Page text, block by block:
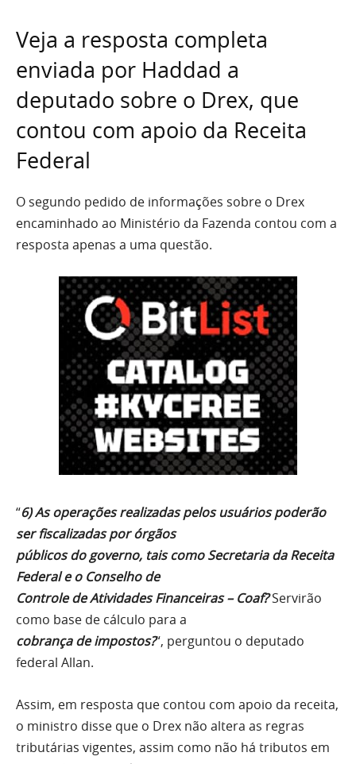
Veja a resposta completa
enviada por Haddad a
deputado sobre o Drex, que
contou com apoio da Receita
Federal
O segundo pedido de informações sobre o Drex
encaminhado ao Ministério da Fazenda contou com a
resposta apenas a uma questão.
“6) As operações realizadas pelos usuários poderão
ser fiscalizadas por órgãos
públicos do governo, tais como Secretaria da Receita
Federal e o Conselho de
Controle de Atividades Financeiras – Coaf?Servirão
como base de cálculo para a
cobrança de impostos?“, perguntou o deputado
federal Allan.
Assim, em resposta que contou com apoio da receita,
o ministro disse que o Drex não altera as regras
tributárias vigentes, assim como não há tributos em